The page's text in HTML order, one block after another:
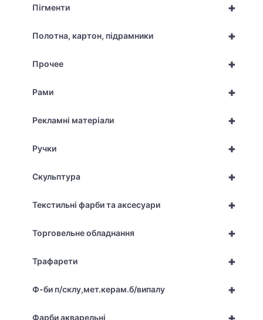
+
Пігменти
+
Полотна, картон, підрамники
+
Прочее
+
Рами
+
Рекламні матеріали
+
Ручки
+
Скульптура
+
Текстильні фарби та аксесуари
+
Торговельне обладнання
+
Трафарети
+
Ф-би п/склу,мет.керам.б/випалу
Фарби акварельні